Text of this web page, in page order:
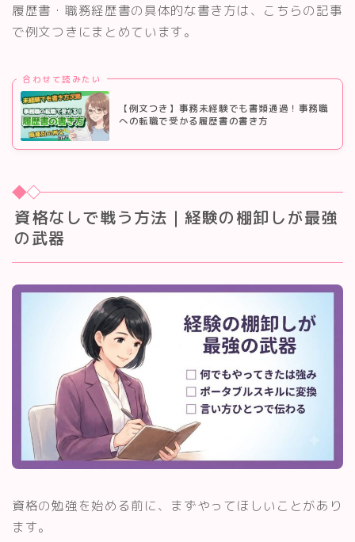
履歴書・職務経歴書の具体的な書き方は、こちらの記事
で例文つきにまとめています。
合わせて読みたい
【例文つき】事務未経験でも書類通過！事務職
への転職で受かる履歴書の書き方
資格なしで戦う方法｜経験の棚卸しが最強
の武器
資格の勉強を始める前に、まずやってほしいことがあり
ます。